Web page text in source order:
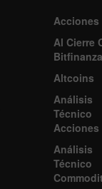
Acciones
Al Cierre
Altcoins
Análisis
Técnico
Acciones
Análisis
Técnico